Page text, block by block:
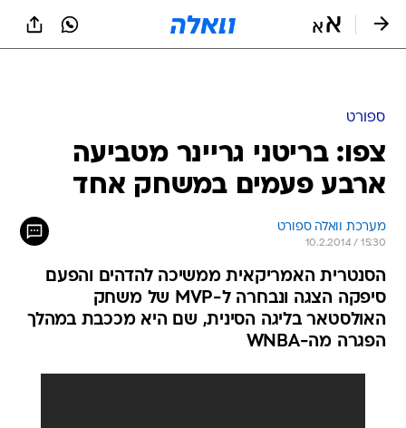
צפו: בריטני גריינר מטביעה
ארבע פעמים במשחק אחד
מערכת וואלה ספורט
10.2.2014 / 15:30
הסנטרית האמריקאית ממשיכה להדהים והפעם
האולסטאר בליגה הסינית, שם היא מככבת במהלך
הפגרה מה-WNBA